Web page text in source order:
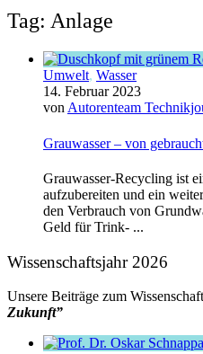
Tag: Anlage
Umwelt, Wasser
14. Februar 2023
von Autorenteam
Grauwasser – von
Grauwasser-Recycling ist
aufzubereiten und ein
den Verbrauch von
Geld für Trink- ...
Wissenschaftsjahr 2026
Unsere Beiträge zum
Zukunft”